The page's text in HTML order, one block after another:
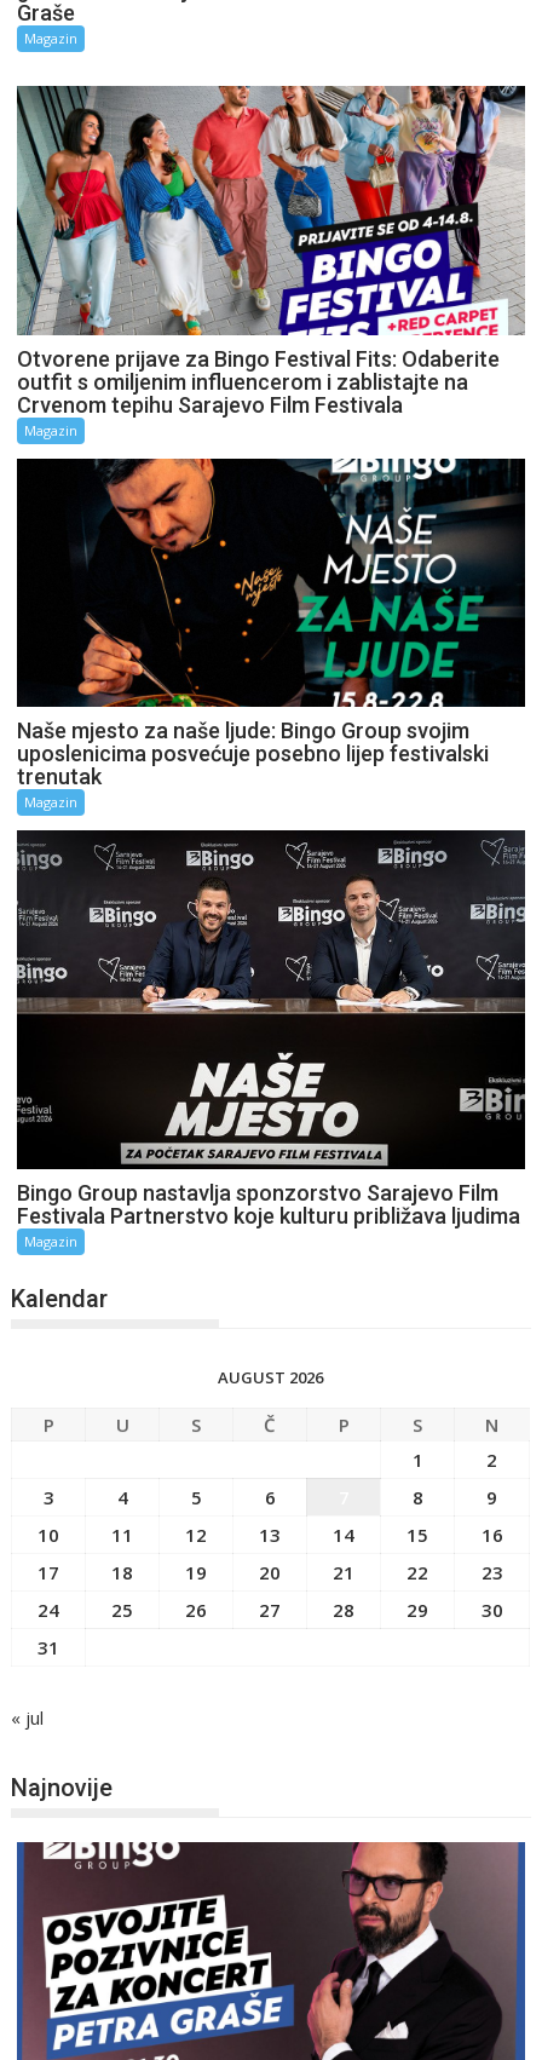
Graše
Magazin
Otvorene prijave za Bingo Festival Fits: Odaberite
outfit s omiljenim influencerom i zablistajte na
Crvenom tepihu Sarajevo Film Festivala
Magazin
Naše mjesto za naše ljude: Bingo Group svojim
uposlenicima posvećuje posebno lijep festivalski
trenutak
Magazin
Bingo Group nastavlja sponzorstvo Sarajevo Film
Festivala Partnerstvo koje kulturu približava ljudima
Magazin
Kalendar
AUGUST 2026
P U S Č P S
N
1
2
3
4 5 6 8
9
10
11 12 13 14 15
16
17
18 19 20 21 22
23
24
25 26 27 28 29
30
31
« jul
Najnovije